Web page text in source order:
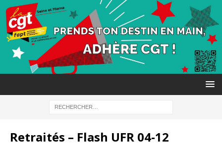
Retraités – Flash UFR 04-12